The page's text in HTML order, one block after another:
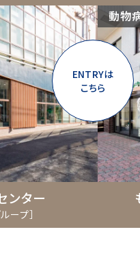
ENTRYは
こちら
動物病院
もみじ山通りペ